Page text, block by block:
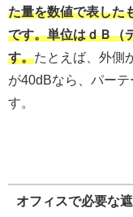
た量を数値で表した
です。単位はｄＢ（
す。たとえば、外側
が40dBなら、パー
す。
オフィスで必要な